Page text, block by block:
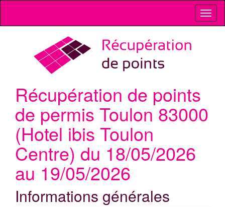
Récupération de points
de permis Toulon 83000
(Hotel ibis Toulon
Centre) du 18/05/2026
au 19/05/2026
Informations générales